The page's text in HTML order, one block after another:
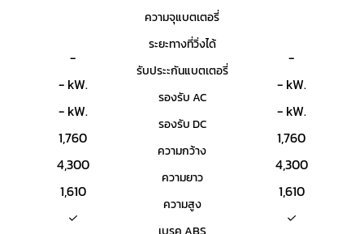
-
- kW.
- kW.
1,760
4,300
1,610
-
- kW.
- kW.
1,760
4,300
1,610
ความจุแบตเตอรี่
ระยะทางที่วิ่งได้
รับประะกันแบตเตอรี่
รองรับ AC
รองรับ DC
ความกว้าง
ความยาว
ความสูง